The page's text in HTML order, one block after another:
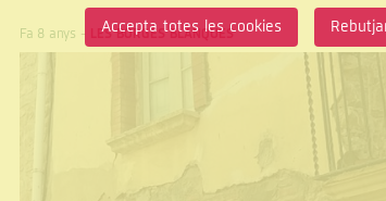
Fa 8 anys - LES BORGES BLANQUES
Accepta totes les cookies